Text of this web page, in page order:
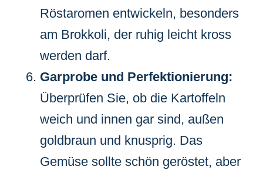
Röstaromen entwickeln, besonders
am Brokkoli, der ruhig leicht kross
werden darf.
Garprobe und Perfektionierung:
Überprüfen Sie, ob die Kartoffeln
weich und innen gar sind, außen
goldbraun und knusprig. Das
Gemüse sollte schön geröstet, aber